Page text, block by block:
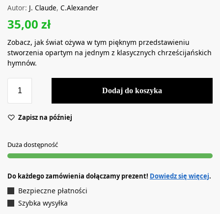
Autor: J. Claude, C.Alexander
35,00 zł
Zobacz, jak świat ożywa w tym pięknym przedstawieniu
stworzenia opartym na jednym z klasycznych chrześcijańskich
hymnów.
Dodaj do koszyka
Zapisz na później
Duża dostępność
Do każdego zamówienia dołączamy prezent! Dowiedz się więcej.
Bezpieczne płatności
Szybka wysyłka